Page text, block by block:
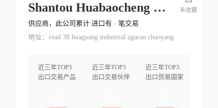
Shantou Huabaocheng Knitting Indust
供应商，此公司累计 进口有 -笔交易
地址：road 38 huaguang industrial zgurao chaoyang
近三年TOP3
出口交易产品
近三年TOP3
出口交易伙伴
近三年TOP3
出口贸易国家
未收藏